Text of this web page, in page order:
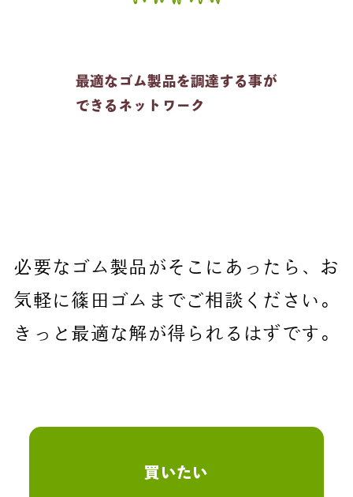
最適なゴム製品を調達する事が
できるネットワーク
必要なゴム製品がそこにあったら、お
気軽に篠田ゴムまでご相談ください。
きっと最適な解が得られるはずです。
買いたい